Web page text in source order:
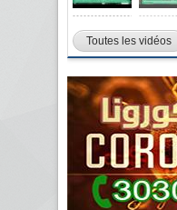
Toutes les vidéos